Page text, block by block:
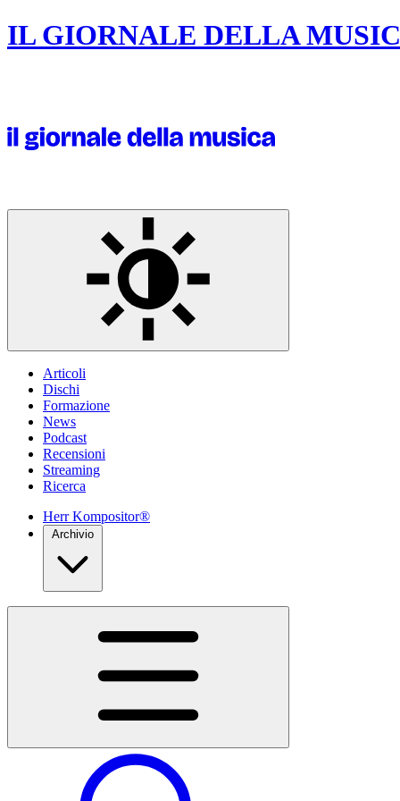
IL GIORNALE DELLA
Articoli
Dischi
Formazione
News
Podcast
Recensioni
Streaming
Ricerca
Herr Kompositor®
Archivio